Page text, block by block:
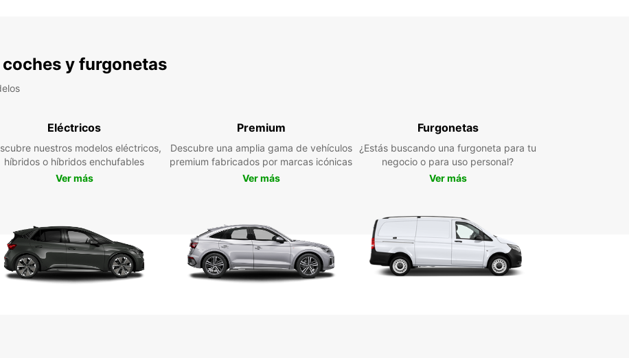
y furgonetas
Eléctricos
nuestros modelos eléctricos,
híbridos o híbridos enchufables
Ver más
Premium
Descubre una amplia gama de vehículos
premium fabricados por marcas icónicas
Ver más
Furgonetas
¿Estás buscando una furgoneta para tu
negocio o para uso personal?
Ver más